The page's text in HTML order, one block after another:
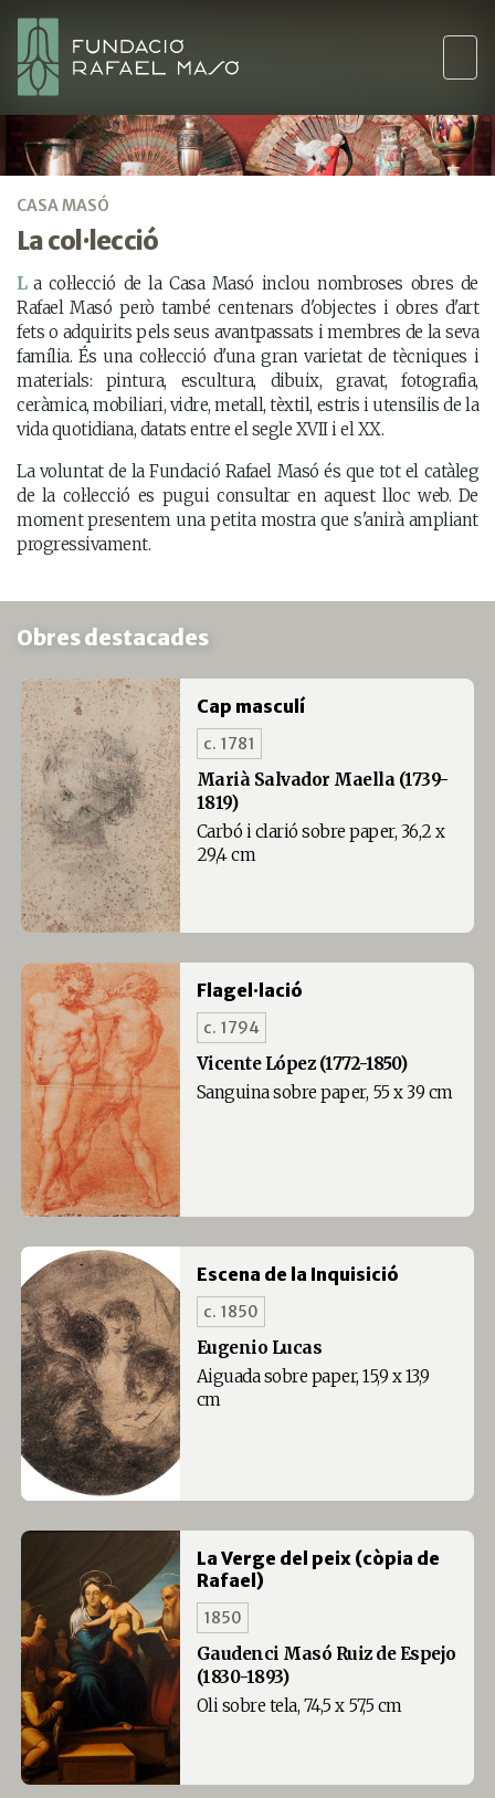
CASA MASÓ
La col·lecció
La col·lecció de la Casa Masó inclou nombroses obres de
Rafael Masó però també centenars d'objectes i obres d'art
fets o adquirits pels seus avantpassats i membres de la seva
família. És una col·lecció d'una gran varietat de tècniques i
materials: pintura, escultura, dibuix, gravat, fotografia,
ceràmica, mobiliari, vidre, metall, tèxtil, estris i utensilis de la
vida quotidiana, datats entre el segle XVII i el XX.
La voluntat de la Fundació Rafael Masó és que tot el catàleg
de la col·lecció es pugui consultar en aquest lloc web. De
moment presentem una petita mostra que s'anirà ampliant
progressivament.
Obres destacades
Cap masculí
c. 1781
Marià Salvador Maella (1739-
1819)
Carbó i clarió sobre paper, 36,2 x
29,4 cm
Flagel·lació
c. 1794
Vicente López (1772-1850)
Sanguina sobre paper, 55 x 39 cm
Escena de la Inquisició
c. 1850
Eugenio Lucas
Aiguada sobre paper, 15,9 x 13,9
cm
La Verge del peix (còpia de
Rafael)
1850
Gaudenci Masó Ruiz de Espejo
(1830-1893)
Oli sobre tela, 74,5 x 57,5 cm